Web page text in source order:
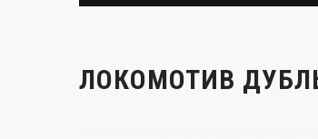
ЛОКОМОТИВ